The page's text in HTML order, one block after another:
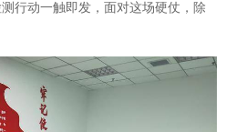
行动一触即发，面对这场硬仗，除